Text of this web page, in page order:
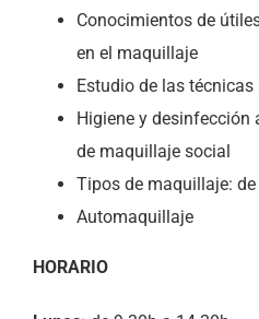
Conocimientos de
en el maquillaje
Estudio de las
Higiene y
de maquillaje social
Tipos de maquillaje:
Automaquillaje
HORARIO